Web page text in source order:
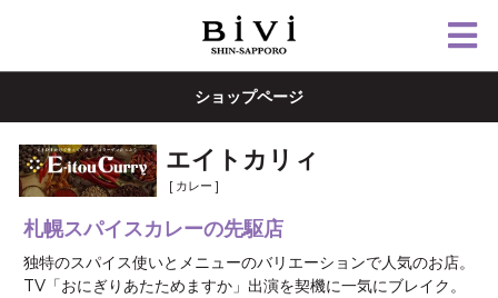
ショップページ
エイトカリィ
[ カレー ]
札幌スパイスカレーの先駆店
独特のスパイス使いとメニューのバリエーションで人気のお店。
TV「おにぎりあたためますか」出演を契機に一気にブレイク。